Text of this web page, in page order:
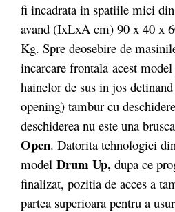
fi incadrata in spatiile mici
avand (IxLxA cm) 90 x 40 x
Kg. Spre deosebire de
incarcare frontala acest
hainelor de sus in jos
opening) tambur cu
deschiderea nu este una
Open. Datorita tehnologiei
model Drum Up, dupa ce
finalizat, pozitia de acces a
partea superioara pentru a